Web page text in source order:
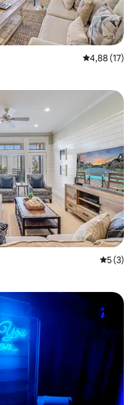
Średnia
4,88 (17)
Średnia
5 (3)